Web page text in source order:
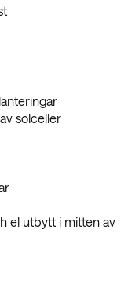
solceller
el utbytt i mitten av